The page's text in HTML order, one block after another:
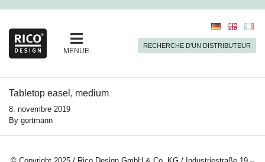
MENUE
RECHERCHE D’UN DISTRIBUTEUR
Tabletop easel, medium
8. novembre 2019
By gortmann